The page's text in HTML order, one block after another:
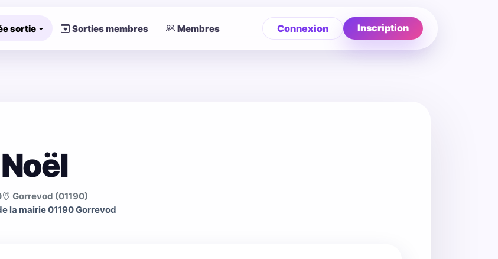
Connexion Inscription
sortie Sorties membres Membres
Gorrevod (01190)
la mairie 01190 Gorrevod